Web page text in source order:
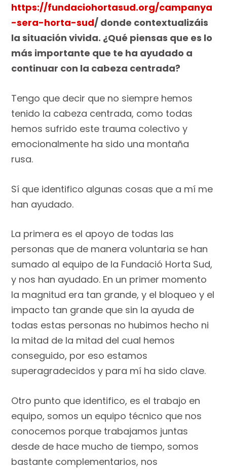
https://fundaciohortasud.org/campanya
-sera-horta-sud/ donde contextualizáis
la situación vivida. ¿Qué piensas que es lo
más importante que te ha ayudado a
continuar con la cabeza centrada?
Tengo que decir que no siempre hemos
tenido la cabeza centrada, como todas
hemos sufrido este trauma colectivo y
emocionalmente ha sido una montaña
rusa.
Sí que identifico algunas cosas que a mí me
han ayudado.
La primera es el apoyo de todas las
personas que de manera voluntaria se han
sumado al equipo de la Fundació Horta Sud,
y nos han ayudado. En un primer momento
la magnitud era tan grande, y el bloqueo y el
impacto tan grande que sin la ayuda de
todas estas personas no hubimos hecho ni
la mitad de la mitad del cual hemos
conseguido, por eso estamos
superagradecidos y para mí ha sido clave.
Otro punto que identifico, es el trabajo en
equipo, somos un equipo técnico que nos
conocemos porque trabajamos juntas
desde de hace mucho de tiempo, somos
bastante complementarios, nos